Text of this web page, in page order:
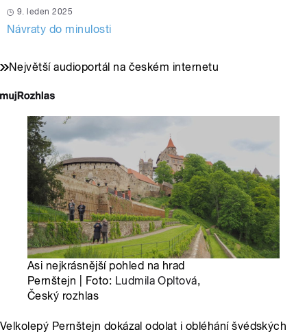
9. leden 2025
Návraty do minulosti
Největší audioportál na českém internetu
Asi nejkrásnější pohled na hrad
Pernštejn | Foto: Ludmila Opltová,
Český rozhlas
Velkolepý Pernštejn dokázal odolat i obléhání švédských